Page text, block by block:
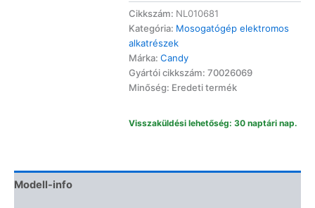
70026069
mennyiség
Cikkszám: NL010681
Kategória: Mosogatógép elektromos
alkatrészek
Márka:Candy
Gyártói cikkszám: 70026069
Minőség: Eredeti termék
Visszaküldési lehetőség: 30 naptári nap.
Modell-info